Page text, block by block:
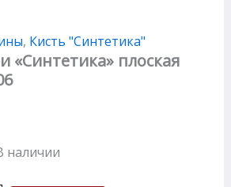
, Кисть "Cинтетика"
«Синтетика» плоская
наличии